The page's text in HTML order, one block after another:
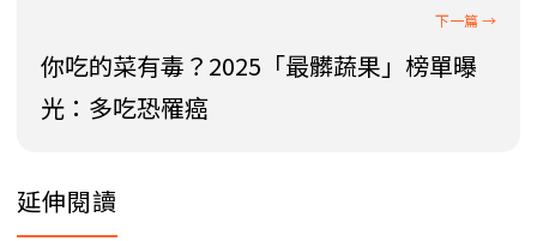
你吃的菜有毒？2025「最髒蔬果」榜單曝
光：多吃恐罹癌
延伸閱讀